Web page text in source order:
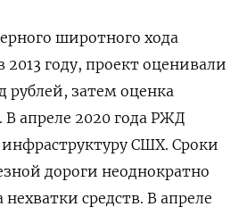
широтного хода
2013 году, проект оценивали
рублей, затем оценка
В апреле 2020 года РЖД
СШХ. Сроки
дороги неоднократно
средств. В апреле